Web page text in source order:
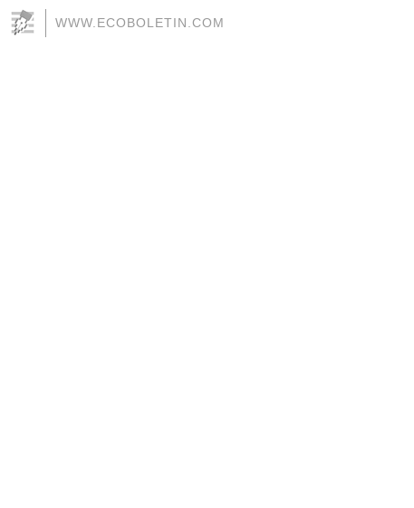
WWW.ECOBOLETIN.COM